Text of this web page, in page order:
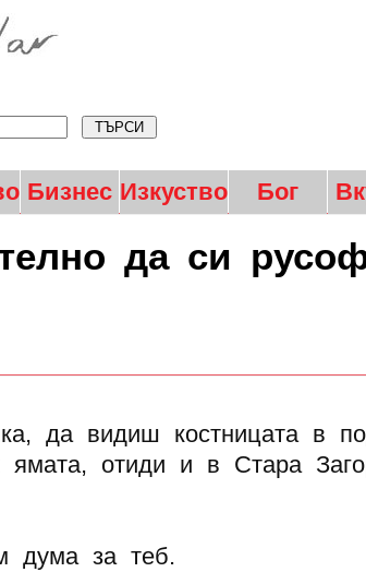
Бизнес Изкуство Бог
да си
да видиш костницата в
отиди и в Стара
дума за теб.